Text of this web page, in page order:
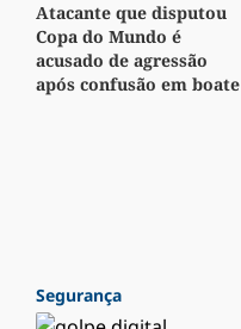
Atacante que disputou
Copa do Mundo é
acusado de agressão
após confusão em boate
Segurança